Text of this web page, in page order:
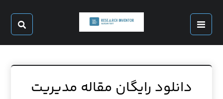
دانلود رایگان مقاله مدیریت